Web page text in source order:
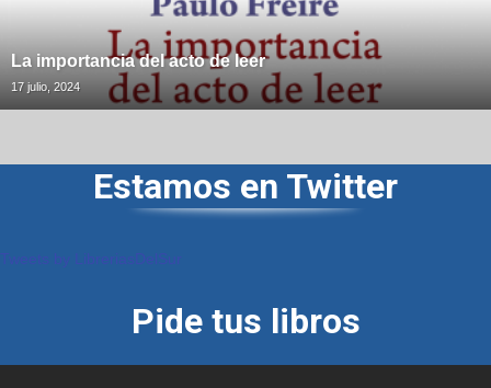
La importancia del acto de leer
17 julio, 2024
Estamos en Twitter
Pide tus libros